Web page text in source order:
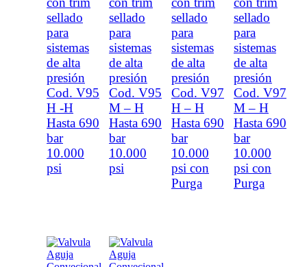
sellado
para
sistemas
de alta
presión
Cod. V95
H -H
Hasta 690
bar
10.000
psi
sellado
para
sistemas
de alta
presión
Cod. V95
M – H
Hasta 690
bar
10.000
psi
sellado
para
sistemas
de alta
presión
Cod. V97
H – H
Hasta 690
bar
10.000
psi con
Purga
sellado
para
sistemas
de alta
presión
Cod. V97
M – H
Hasta 690
bar
10.000
psi con
Purga